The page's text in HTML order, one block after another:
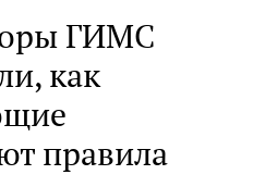
ГИМС
как
правила